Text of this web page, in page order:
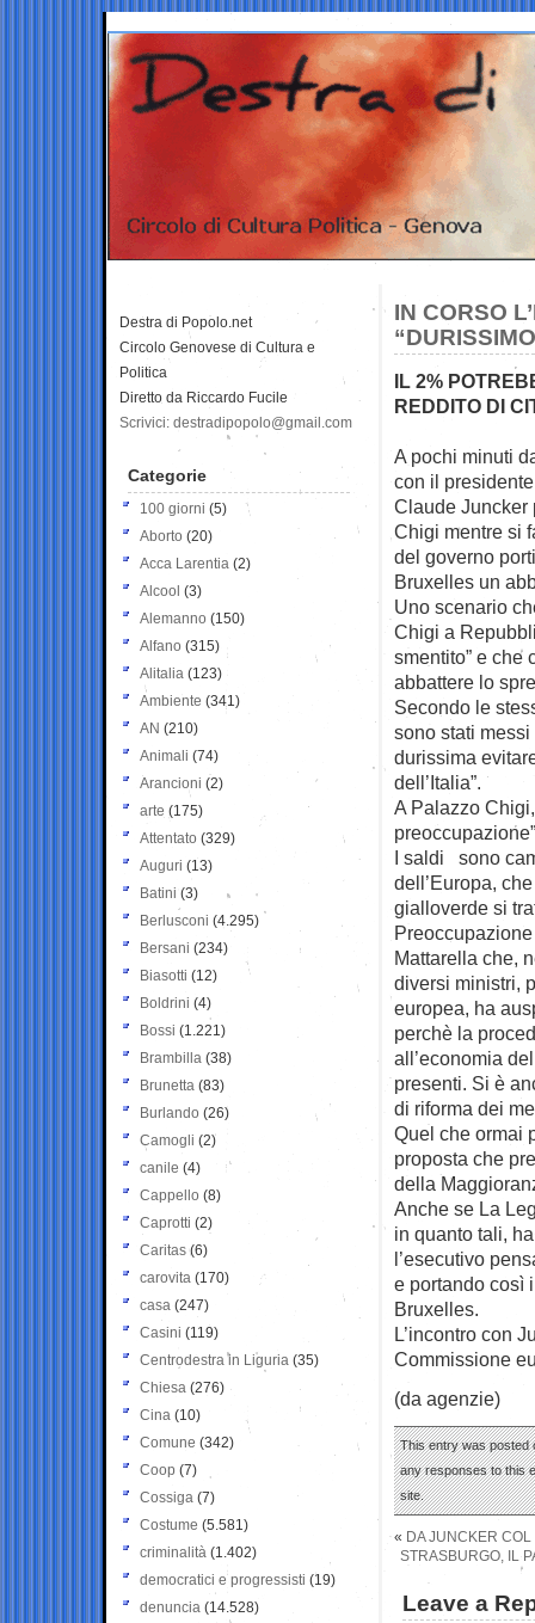
IN CORSO
IL 2%
REDDITO DI
A pochi minuti
con il
Claude Juncker
Chigi mentre si
del governo
Bruxelles un
Uno scenario
Chigi a
smentito” e che
abbattere lo
Secondo le
sono stati messi
durissima
dell’Italia”.
A Palazzo
I saldi sono
dell’Europa,
gialloverde si
Mattarella che,
diversi ministri,
europea, ha
perchè la
all’economia
presenti. Si è
di riforma dei
Quel che ormai
proposta che
della
Anche se La
in quanto tali,
l’esecutivo
e portando così
Bruxelles.
L’incontro con
Commissione
(da agenzie)
This entry was posted
any responses to this
site.
« DA JUNCKER
STRASBURGO, IL
Leave a
Destra di Popolo.net
Circolo Genovese di Cultura e
Politica
Diretto da Riccardo Fucile
Scrivici: destradipopolo@gmail.com
Categorie
100 giorni (5)
Aborto (20)
Acca Larentia (2)
Alcool (3)
Alemanno (150)
Alfano (315)
Alitalia (123)
Ambiente (341)
AN (210)
Animali (74)
Arancioni (2)
arte (175)
Attentato (329)
Auguri (13)
Batini (3)
Berlusconi (4.295)
Bersani (234)
Biasotti (12)
Boldrini (4)
Bossi (1.221)
Brambilla (38)
Brunetta (83)
Burlando (26)
Camogli (2)
canile (4)
Cappello (8)
Caprotti (2)
Caritas (6)
carovita (170)
casa (247)
Casini (119)
Centrodestra in Liguria (35)
Chiesa (276)
Cina (10)
Comune (342)
Coop (7)
Cossiga (7)
Costume (5.581)
criminalità (1.402)
democratici e progressisti (19)
denuncia (14.528)